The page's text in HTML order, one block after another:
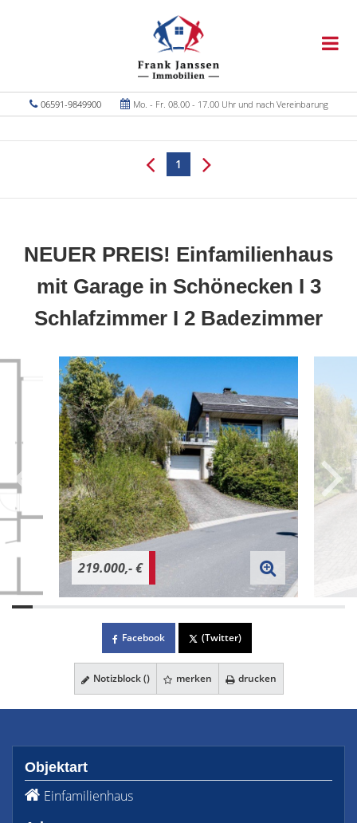
06591-9849900 Mo. - Fr. 08.00 - 17.00 Uhr und nach Vereinbarung
1
NEUER PREIS! Einfamilienhaus
mit Garage in Schönecken I 3
Schlafzimmer I 2 Badezimmer
219.000,- €
Facebook (Twitter)
Notizblock () merken drucken
Objektart
Einfamilienhaus